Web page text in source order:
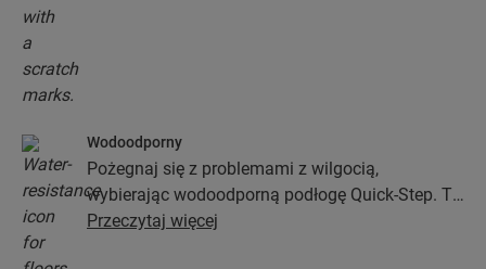
Wodoodporny
Pożegnaj się z problemami z wilgocią,
wybierając wodoodporną podłogę Quick-Step. Te
podłogi nie tylko wyglądają wyjątkowo stylowo i
Przeczytaj więcej